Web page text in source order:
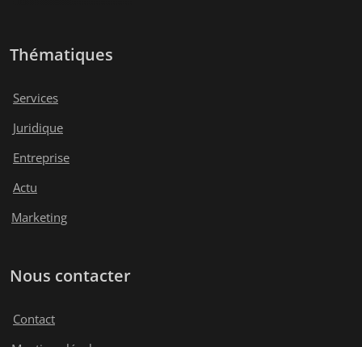
Thématiques
Services
Juridique
Entreprise
Actu
Marketing
Nous contacter
Contact